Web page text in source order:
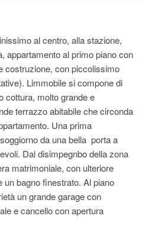
al centro, alla stazione,
appartamento al primo piano con
costruzione, con piccolissimo
Limmobile si compone di
cottura, molto grande e
terrazzo abitabile che circonda
Una prima
da una bella porta a
Dal disimpegnbo della zona
matrimoniale, con ulteriore
bagno finestrato. Al piano
un grande garage con
e cancello con apertura